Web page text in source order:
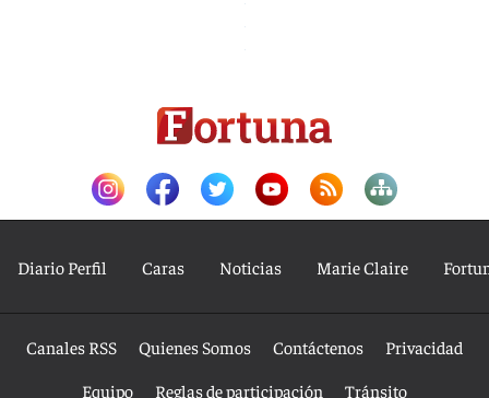
Diario Perfil Caras Noticias Marie Claire
Canales RSS Quienes Somos Contáctenos
Privacidad
Equipo
Reglas de participación Tránsito